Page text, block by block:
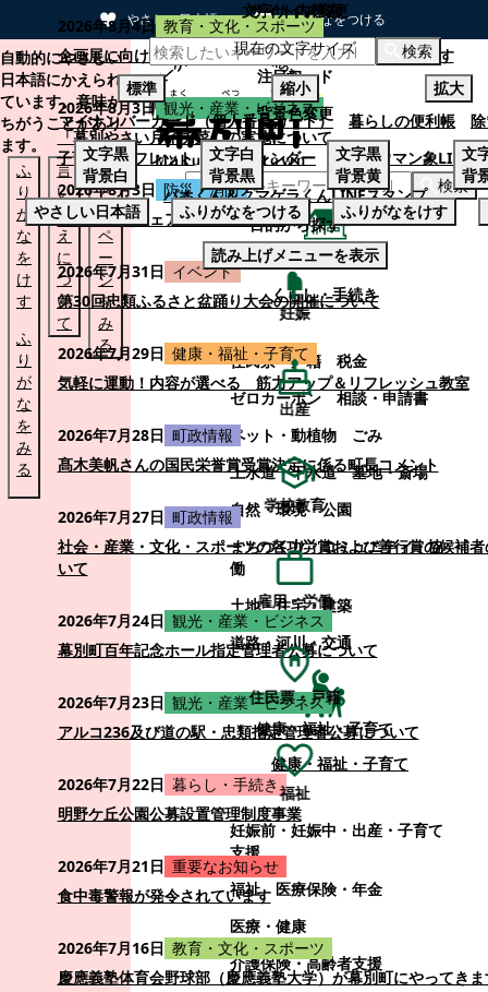
やさしい日本語 ひらがなをつける
本文へスキップする
自動的にやさしい
日本語にかえられ
ています。意味が
ちがうことがあり
ます。
ふ
り
が
な
を
け
す
ふ
り
が
な
を
み
る
言
い
替
え
に
つ
い
て
も
と
の
ペ
ー
ジ
を
み
る
検索
くらし・手続き
くらし・手続き
住民票・戸籍
税金
ゼロカーボン
相談・申請書
ペット・動植物
ごみ
上水道・下水道
墓地・斎場
自然・環境・公園
まちづくり・コミュニティ・協
働
土地・住宅・建築
道路・河川・交通
健康・福祉・子育て
健康・福祉・子育て
妊娠前・妊娠中・出産・子育て
支援
福祉
医療保険・年金
医療・健康
介護保険・高齢者支援
2026年8月4日 教育・文化・スポーツ
企画展に向けて：安東ウメ子さんとの思い出を募集します
2026年8月3日 観光・産業・ビジネス
「幕別やさい月イチ菜」の実施について
2026年8月3日 防災・消防
幕別町防災フェアの開催について
2026年7月31日 イベント
第30回忠類ふるさと盆踊り大会の開催について
2026年7月29日 健康・福祉・子育て
気軽に運動！内容が選べる 筋力アップ＆リフレッシュ教室
2026年7月28日 町政情報
髙木美帆さんの国民栄誉賞受賞決定に係る町長コメント
2026年7月27日 町政情報
社会・産業・文化・スポーツの各功労賞および善行賞の候補
いて
2026年7月24日 観光・産業・ビジネス
幕別町百年記念ホール指定管理者公募について
2026年7月23日 観光・産業・ビジネス
アルコ236及び道の駅・忠類指定管理者公募について
2026年7月22日 暮らし・手続き
明野ケ丘公園公募設置管理制度事業
2026年7月21日 重要なお知らせ
食中毒警報が発令されています
2026年7月16日 教育・文化・スポーツ
慶應義塾体育会野球部（慶應義塾大学）が幕別町にやってき
サイト内検索
検索
注目ワード
マイナンバーカード（個人番号カード） 暮らしの便利帳
子育てパンフレット
ごみカレンダー
忠類ナウマン象LINE
パオくん＆クマゲラくんLINEスタンプ
目的から探す
妊娠
出産
学校教育
雇用・労働
住民票・戸籍
福祉
文字サイズ変更
現在の文字サイズ
標準
縮小
拡大
背景色変更
文字黒
背景白
文字白
背景黒
文字黒
背景黄
文
背
やさしい日本語
ふりがなをつける ふりがなをけす
読み上げメニューを表示